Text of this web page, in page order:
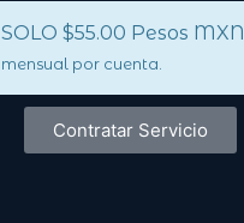
$55.00 Pesos MXN
por cuenta.
Contratar Servicio